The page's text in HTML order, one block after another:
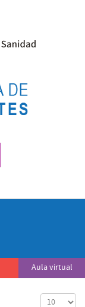
Aula virtual
Cantidad